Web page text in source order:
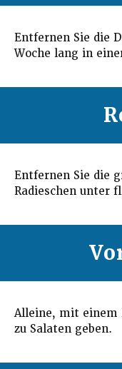
Entfernen Sie die
Woche lang in
Entfernen Sie die
Radieschen unter
Alleine, mit einem
zu Salaten geben.